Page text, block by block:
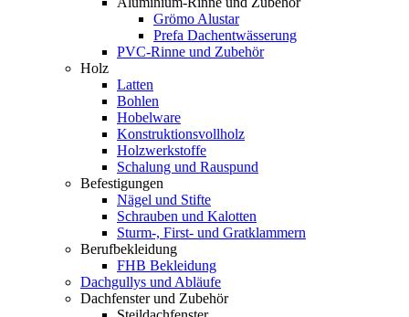
Grömo Alustar
Prefa Dachentwässerung
PVC-Rinne und Zubehör
Holz
Latten
Bohlen
Hobelware
Konstruktionsvollholz
Holzwerkstoffe
Schalung und Rauspund
Befestigungen
Nägel und Stifte
Schrauben und Kalotten
Sturm-, First- und Gratklammern
Berufbekleidung
FHB Bekleidung
Dachgullys und Abläufe
Dachfenster und Zubehör